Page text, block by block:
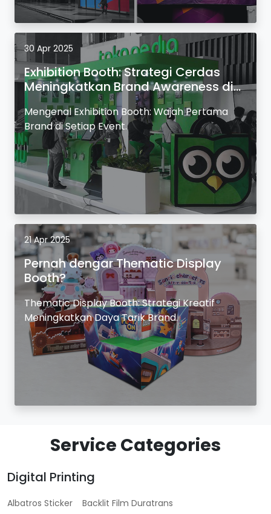
30 Apr 2025
Exhibition Booth: Strategi Cerdas
Meningkatkan Brand Awareness di
Event.
Mengenal Exhibition Booth: Wajah Pertama
Brand di Setiap Event.
21 Apr 2025
Pernah dengar Thematic Display
Booth?
Thematic Display Booth: Strategi Kreatif
Meningkatkan Daya Tarik Brand.
Service Categories
Digital Printing
Albatros Sticker
Backlit Film Duratrans